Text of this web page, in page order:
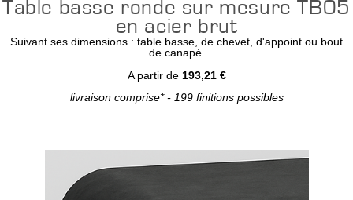
Table basse ronde sur mesure TB05
en acier brut
Suivant ses dimensions : table basse, de chevet, d'appoint ou bout
de canapé.
A partir de 193,21 €
livraison comprise* - 199 finitions possibles
Configurer